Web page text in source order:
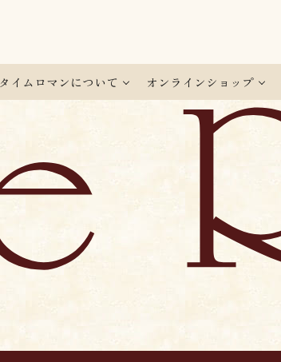
タイムロマンについて オンラインショップ